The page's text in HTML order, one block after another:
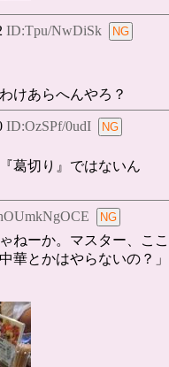
ID:Tpu/NwDiSk
けあらへんやろ？
ID:OzSPf/0udI
葛切り』ではないん
ねーか。マスター、ここ
華とかはやらないの？」